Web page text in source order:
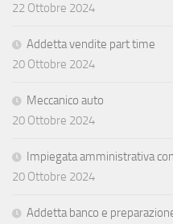
22 Ottobre 2024
Addetta vendite part time
20 Ottobre 2024
Meccanico auto
20 Ottobre 2024
Impiegata amministrativa
20 Ottobre 2024
Addetta banco e